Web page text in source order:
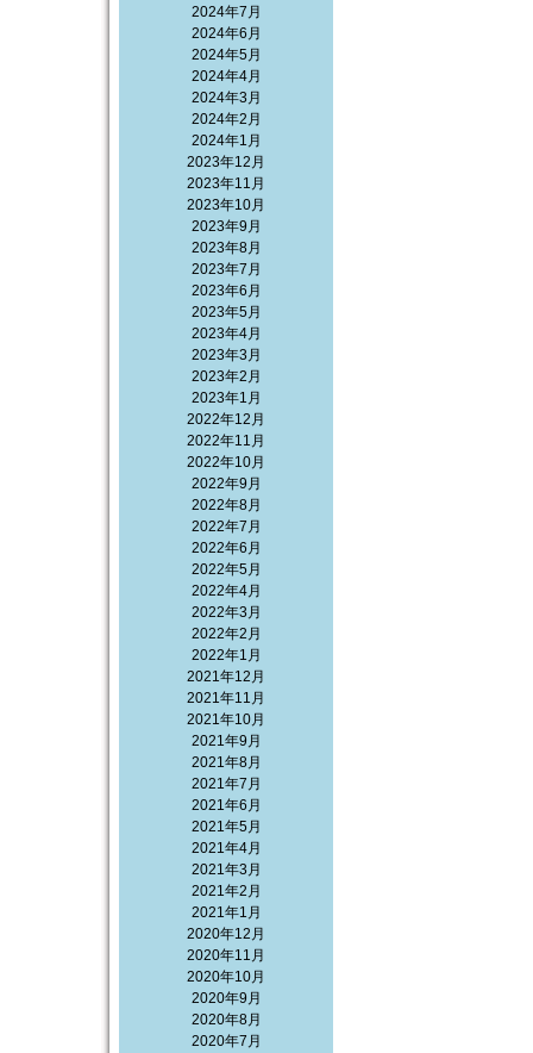
2024年7月
2024年6月
2024年5月
2024年4月
2024年3月
2024年2月
2024年1月
2023年12月
2023年11月
2023年10月
2023年9月
2023年8月
2023年7月
2023年6月
2023年5月
2023年4月
2023年3月
2023年2月
2023年1月
2022年12月
2022年11月
2022年10月
2022年9月
2022年8月
2022年7月
2022年6月
2022年5月
2022年4月
2022年3月
2022年2月
2022年1月
2021年12月
2021年11月
2021年10月
2021年9月
2021年8月
2021年7月
2021年6月
2021年5月
2021年4月
2021年3月
2021年2月
2021年1月
2020年12月
2020年11月
2020年10月
2020年9月
2020年8月
2020年7月